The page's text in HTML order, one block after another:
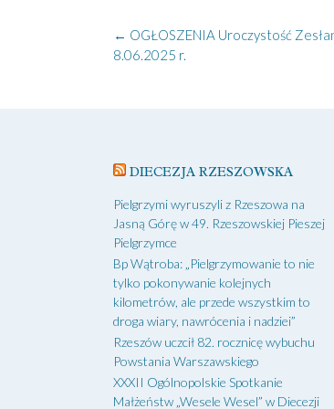
Post
navigation
← OGŁOSZENIA Uroczystość
8.06.2025 r.
DIECEZJA RZESZOWSKA
Pielgrzymi wyruszyli z Rzeszowa na
Jasną Górę w 49. Rzeszowskiej Pieszej
Pielgrzymce
Bp Wątroba: „Pielgrzymowanie to nie
tylko pokonywanie kolejnych
kilometrów, ale przede wszystkim to
droga wiary, nawrócenia i nadziei”
Rzeszów uczcił 82. rocznicę wybuchu
Powstania Warszawskiego
XXXII Ogólnopolskie Spotkanie
Małżeństw „Wesele Wesel” w Diecezji